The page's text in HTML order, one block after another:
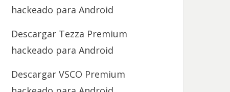
hackeado para Android
Descargar Tezza Premium
hackeado para Android
Descargar VSCO Premium